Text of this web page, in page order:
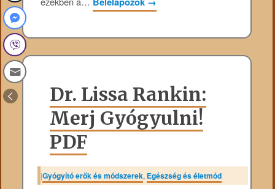
Dr. Lissa Rankin:
Merj Gyógyulni!
PDF
|Gyógyító erők és módszerek, Egészség és életmód